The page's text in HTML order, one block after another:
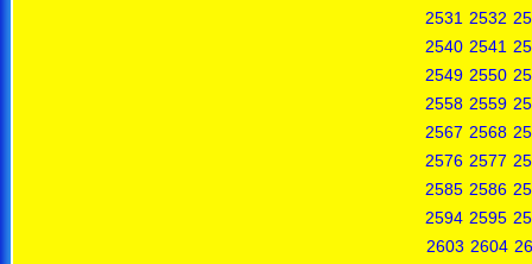
2531 2532
2540 2541
2549 2550
2558 2559
2567 2568
2576 2577
2585 2586
2594 2595
2603 2604